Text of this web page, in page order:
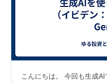
こんにちは。 今回も生成